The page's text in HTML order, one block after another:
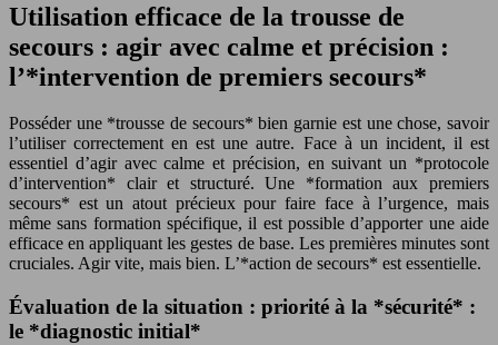
Utilisation efficace de la trousse de
secours : agir avec calme et précision :
l’*intervention de premiers secours*
Posséder une *trousse de secours* bien garnie est une chose, savoir
l’utiliser correctement en est une autre. Face à un incident, il est
essentiel d’agir avec calme et précision, en suivant un *protocole
d’intervention* clair et structuré. Une *formation aux premiers
secours* est un atout précieux pour faire face à l’urgence, mais
même sans formation spécifique, il est possible d’apporter une aide
efficace en appliquant les gestes de base. Les premières minutes sont
cruciales. Agir vite, mais bien. L’*action de secours* est essentielle.
Évaluation de la situation : priorité à la *sécurité* :
le *diagnostic initial*